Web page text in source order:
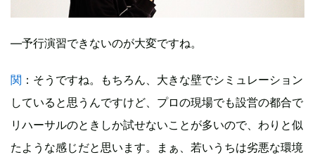
―予行演習できないのが大変ですね。
関 ：そうですね。もちろん、大きな壁でシミュレーション
していると思うんですけど、プロの現場でも設営の都合で
リハーサルのときしか試せないことが多いので、わりと似
たような感じだと思います。まぁ、若いうちは劣悪な環境